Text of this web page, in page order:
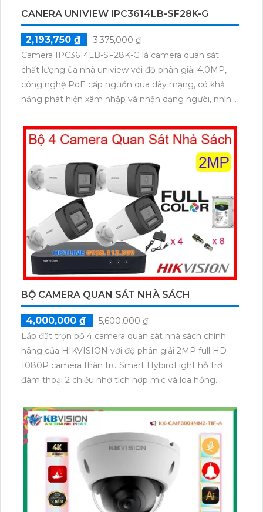
CANERA UNIVIEW IPC3614LB-SF28K-G
2,193,750 ₫
3,375,000 ₫
Camera IPC3614LB-SF28K-G là camera quan sát
chất lượng ủa nhà uniview với độ phân giải 4.0MP,
công nghệ PoE cấp nguồn qua dây mạng, có khả
năng phát hiện xâm nhập và nhận dạng người, nhìn
sáng DWDR 120db
BỘ CAMERA QUAN SÁT NHÀ SÁCH
4,000,000 ₫
5,600,000 ₫
Lắp đặt trọn bộ 4 camera quan sát nhà sách chính
hãng của HIKVISION với độ phân giải 2MP full HD
1080P camera thân trụ Smart HybirdLight hỗ trợ
đàm thoại 2 chiều nhờ tích hợp mic và loa hồng
20m cho hình ảnh ban đêm có màu.